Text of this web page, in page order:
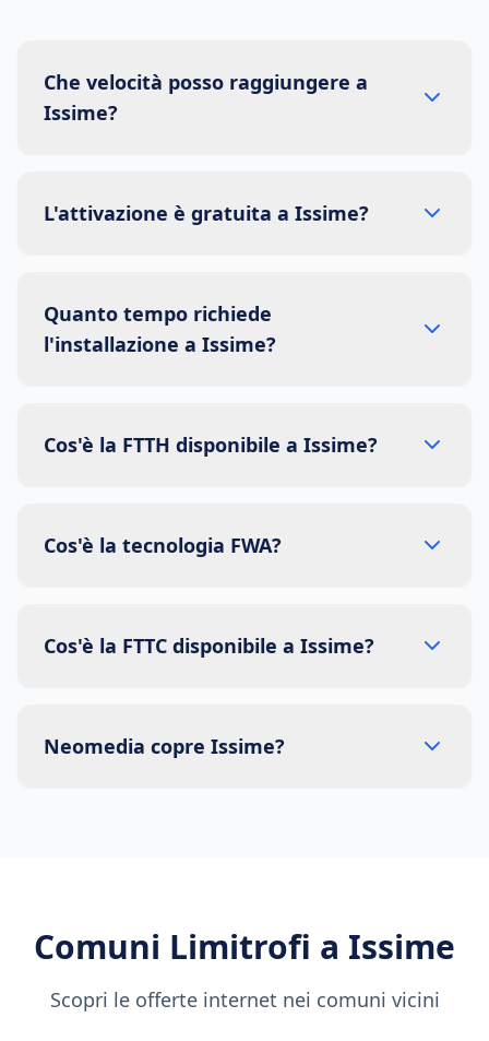
Che velocità posso raggiungere a
Issime?
L'attivazione è gratuita a Issime?
Quanto tempo richiede
l'installazione a Issime?
Cos'è la FTTH disponibile a Issime?
Cos'è la tecnologia FWA?
Cos'è la FTTC disponibile a Issime?
Neomedia copre Issime?
Comuni Limitrofi a Issime
Scopri le offerte internet nei comuni vicini